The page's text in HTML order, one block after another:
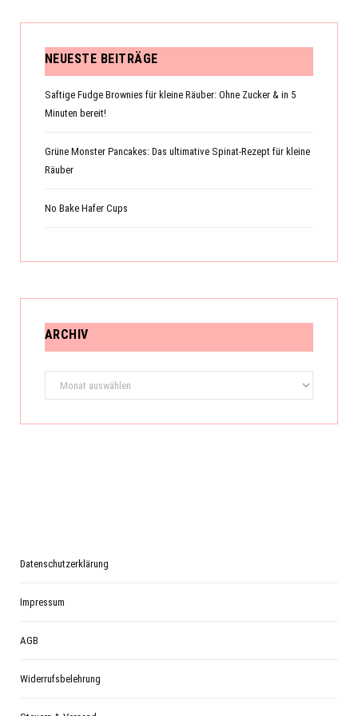
NEUESTE BEITRÄGE
Saftige Fudge Brownies für kleine Räuber: Ohne Zucker & in 5
Minuten bereit!
Grüne Monster Pancakes: Das ultimative Spinat-Rezept für kleine
Räuber
No Bake Hafer Cups
ARCHIV
Archiv
Datenschutzerklärung
Impressum
AGB
Widerrufsbelehrung